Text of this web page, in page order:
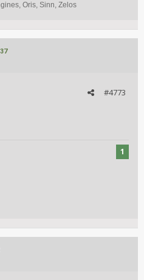
Oris, Sinn, Zelos
#4773
1